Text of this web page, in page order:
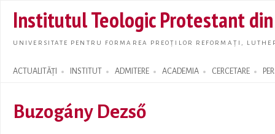
main
Institutul Teologic Protestant
UNIVERSITATE PENTRU FORMAREA PREOȚILOR REFORMAȚI,
ACTUALITĂȚI INSTITUT ADMITERE ACADEMIA CERCETARE
Search form
Buzogány Dezső